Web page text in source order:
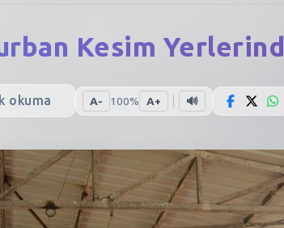
Kesim
okuma A- 100% A+ 🔊